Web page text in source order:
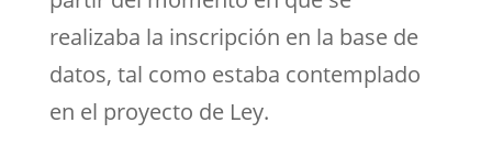
realizaba la inscripción en la base de
datos, tal como estaba contemplado
en el proyecto de Ley.